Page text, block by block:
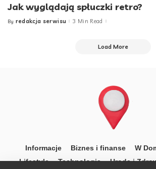
Jak wyglądają spłuczki retro?
Posted
By redakcja serwisu 3 Min Read
Load More
Informacje Biznes i finanse
W
Lifestyle
Technologia Uroda i